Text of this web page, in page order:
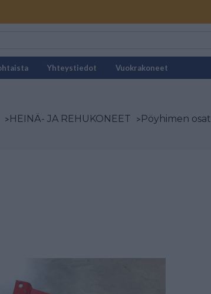
Yhteystiedot Vuokrakoneet
>HEINÄ- JA REHUKONEET >Pöyhimen osat